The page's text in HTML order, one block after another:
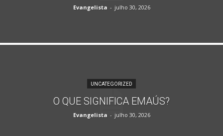
Evangelista - julho 30, 2026
UNCATEGORIZED
O QUE SIGNIFICA EMAÚS?
Evangelista - julho 30, 2026